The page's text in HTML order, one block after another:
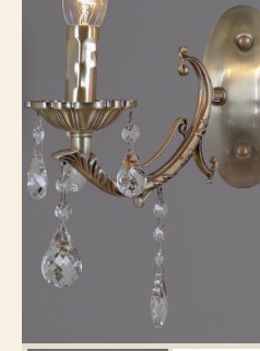
Партнёрам
Контакты
Каталог
товаров